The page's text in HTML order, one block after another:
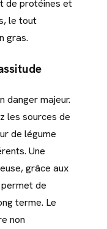
de protéines et
le tout
gras.
danger majeur.
les sources de
de légume
Une
grâce aux
de
terme. Le
non